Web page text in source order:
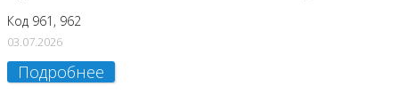
Код 961, 962
03.07.2026
Подробнее